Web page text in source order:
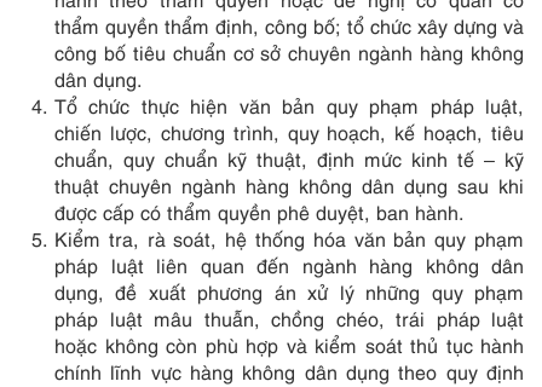
thẩm quyền thẩm định, công bố; tổ chức xây dựng và
công bố tiêu chuẩn cơ sở chuyên ngành hàng không
dân dụng.
Tổ chức thực hiện văn bản quy phạm pháp luật,
chiến lược, chương trình, quy hoạch, kế hoạch, tiêu
chuẩn, quy chuẩn kỹ thuật, định mức kinh tế – kỹ
thuật chuyên ngành hàng không dân dụng sau khi
được cấp có thẩm quyền phê duyệt, ban hành.
Kiểm tra, rà soát, hệ thống hóa văn bản quy phạm
pháp luật liên quan đến ngành hàng không dân
dụng, đề xuất phương án xử lý những quy phạm
pháp luật mâu thuẫn, chồng chéo, trái pháp luật
hoặc không còn phù hợp và kiểm soát thủ tục hành
chính lĩnh vực hàng không dân dụng theo quy định